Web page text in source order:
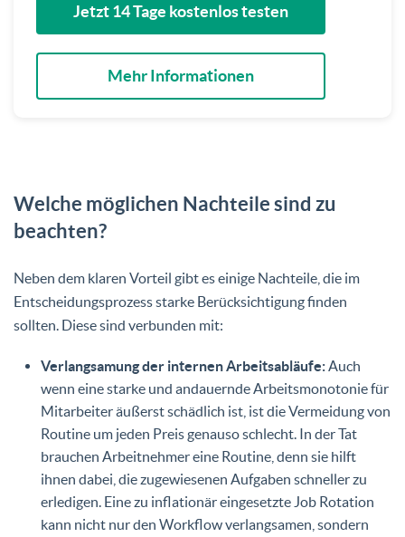
Jetzt 14 Tage kostenlos testen
Mehr Informationen
Welche möglichen Nachteile sind zu
beachten?
Neben dem klaren Vorteil gibt es einige Nachteile, die im
Entscheidungsprozess starke Berücksichtigung finden
sollten. Diese sind verbunden mit:
Verlangsamung der internen Arbeitsabläufe:Auch
wenn eine starke und andauernde Arbeitsmonotonie für
Mitarbeiter äußerst schädlich ist, ist die Vermeidung von
Routine um jeden Preis genauso schlecht. In der Tat
brauchen Arbeitnehmer eine Routine, denn sie hilft
ihnen dabei, die zugewiesenen Aufgaben schneller zu
erledigen. Eine zu inflationär eingesetzte Job Rotation
kann nicht nur den Workflow verlangsamen, sondern